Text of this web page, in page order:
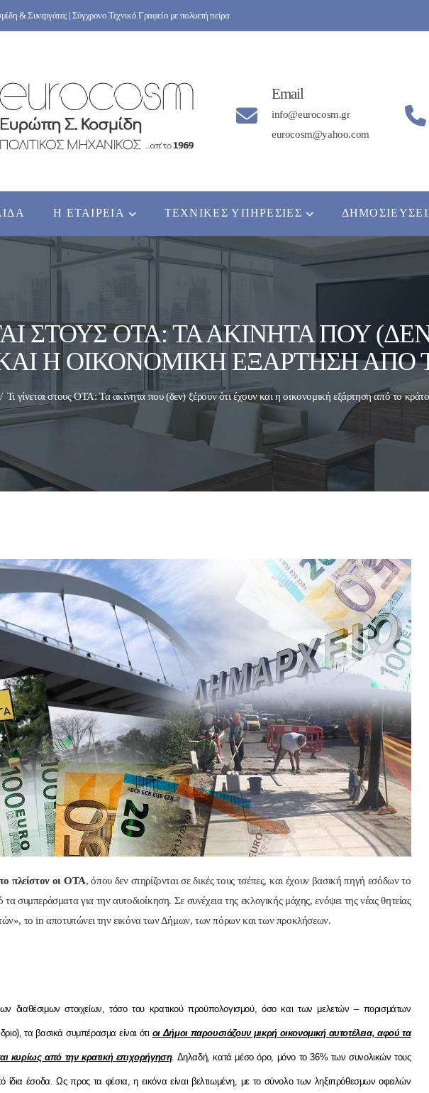
& Συνεργάτες | Σύγχρονο Τεχνικό Γραφείο με πολυετή πείρα
Email
info@eurocosm.gr
eurocosm@yahoo.com
Η ΕΤΑΙΡΕΊΑ ΤΕΧΝΙΚΈΣ ΥΠΗΡΕΣΊΕΣ
ΣΤΟΥΣ ΟΤΑ: ΤΑ ΑΚΊΝΗΤΑ ΠΟΥ
Η ΟΙΚΟΝΟΜΙΚΉ ΕΞΆΡΤΗΣΗ ΑΠΌ
Τι γίνεται στους ΟΤΑ: Τα ακίνητα που (δεν) ξέρουν ότι έχουν και η οικονομική εξάρτηση από το
πλείστον οι ΟΤΑ, όπου δεν στηρίζονται σε δικές τους τσέπες, και έχουν βασική πηγή εσόδων το
τα συμπεράσματα για την αυτοδιοίκηση. Σε συνέχεια της εκλογικής μάχης, ενόψει της νέας θητείας
το in αποτυπώνει την εικόνα των Δήμων, των πόρων και των προκλήσεων.
διαθέσιμων στοιχείων, τόσο του κρατικού προϋπολογισμού, όσο και των μελετών – πορισμάτων
τα βασικά συμπέρασμα είναι ότι οι Δήμοι παρουσιάζουν μικρή οικονομική αυτοτέλεια, αφού τα
κυρίως από την κρατική επιχορήγηση. Δηλαδή, κατά μέσο όρο, μόνο το 36% των συνολικών τους
ίδια έσοδα. Ως προς τα φέσια, η εικόνα είναι βελτιωμένη, με το σύνολο των ληξιπρόθεσμων οφειλών
Nik Nikolopoulos
πριν από 2 έτη
Άψογη στη συνεργασία ,
αποτελεσματική,Συνεπής,κ
ατατοπιστική.Με λίγα
λόγια άριστη
Επαγγελματίας ,πάντα με
Ευχαριστώ πολύ και την
ΣΥΣΤΗΝΩ ανεπιφύλακτα..